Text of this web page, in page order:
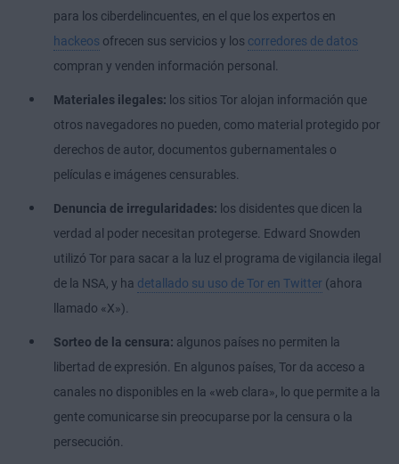
para los ciberdelincuentes, en el que los expertos en
hackeos ofrecen sus servicios y los corredores de datos
compran y venden información personal.
Materiales ilegales: los sitios Tor alojan información que
otros navegadores no pueden, como material protegido por
derechos de autor, documentos gubernamentales o
películas e imágenes censurables.
Denuncia de irregularidades: los disidentes que dicen la
verdad al poder necesitan protegerse. Edward Snowden
utilizó Tor para sacar a la luz el programa de vigilancia ilegal
de la NSA, y ha detallado su uso de Tor en Twitter (ahora
llamado «X»).
Sorteo de la censura: algunos países no permiten la
libertad de expresión. En algunos países, Tor da acceso a
canales no disponibles en la «web clara», lo que permite a la
gente comunicarse sin preocuparse por la censura o la
persecución.